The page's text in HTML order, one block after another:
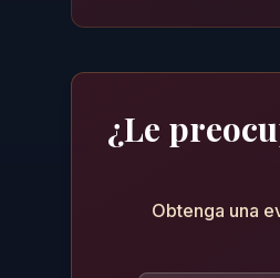
¿Le
Obtenga una